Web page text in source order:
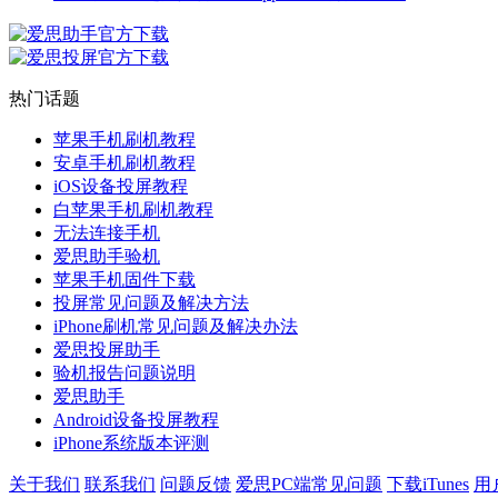
热门话题
苹果手机刷机教程
安卓手机刷机教程
iOS设备投屏教程
白苹果手机刷机教程
无法连接手机
爱思助手验机
苹果手机固件下载
投屏常见问题及解决方法
iPhone刷机常见问题及解决办法
爱思投屏助手
验机报告问题说明
爱思助手
Android设备投屏教程
iPhone系统版本评测
关于我们 联系我们 问题反馈 爱思PC端常见问题 下载iTunes 用